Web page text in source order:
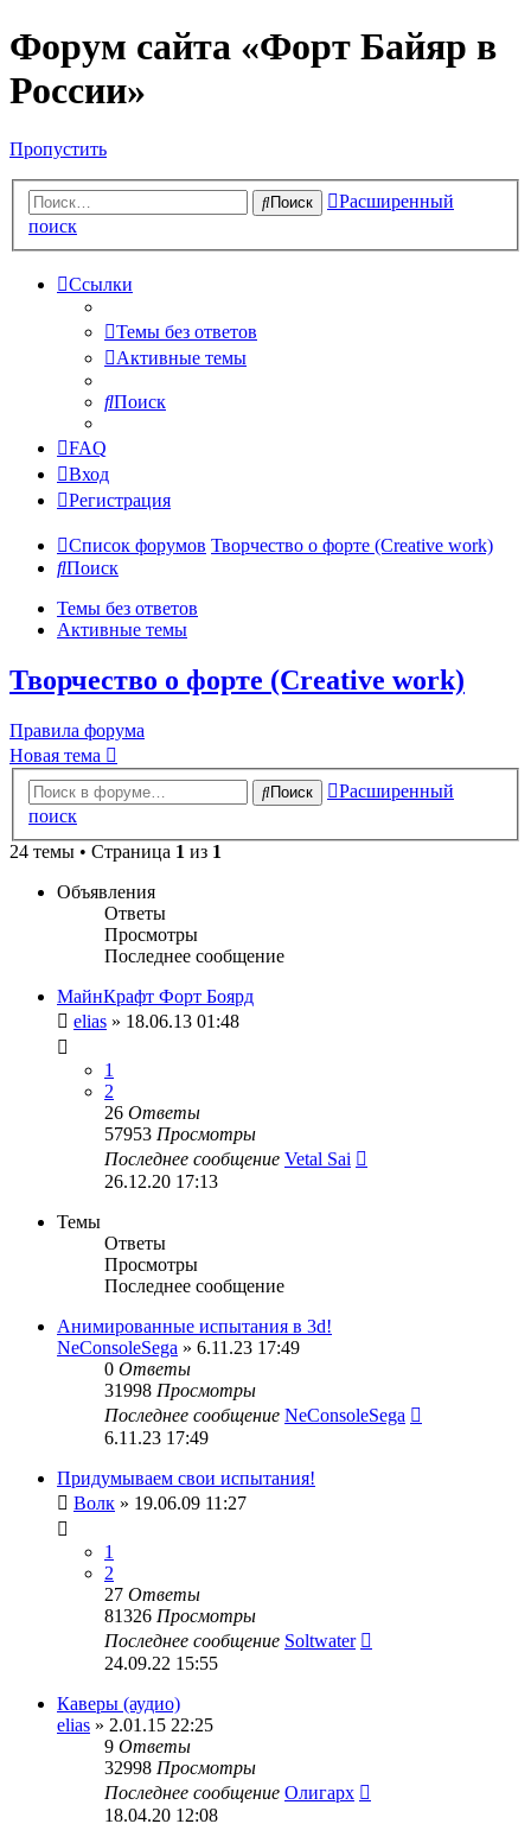
Форум сайта «Форт Байяр в
России»
Пропустить
Поиск
Расширенный
поиск
Ссылки
Темы без ответов
Активные темы
Поиск
FAQ
Вход
Регистрация
Список форумов Творчество о форте (Creative work)
Поиск
Темы без ответов
Активные темы
Творчество о форте (Creative work)
Правила форума
Новая тема
Поиск
Расширенный
поиск
24 темы • Страница 1 из 1
Объявления
Ответы
Просмотры
Последнее сообщение
МайнКрафт Форт Боярд
elias » 18.06.13 01:48
1
2
26 Ответы
57953 Просмотры
Последнее сообщение Vetal Sai
26.12.20 17:13
Темы
Ответы
Просмотры
Последнее сообщение
Анимированные испытания в 3d!
NeConsoleSega » 6.11.23 17:49
0 Ответы
31998 Просмотры
Последнее сообщение NeConsoleSega
6.11.23 17:49
Придумываем свои испытания!
Волк » 19.06.09 11:27
1
2
27 Ответы
81326 Просмотры
Последнее сообщение Soltwater
24.09.22 15:55
Каверы (аудио)
elias » 2.01.15 22:25
9 Ответы
32998 Просмотры
Последнее сообщение Олигарх
18.04.20 12:08